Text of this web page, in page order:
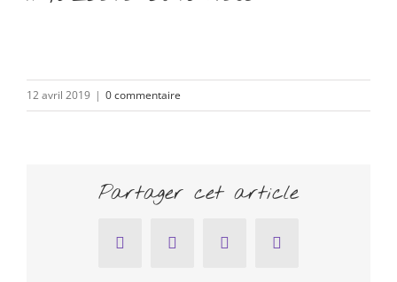
12 avril 2019 | 0 commentaire
Partager cet article
FacebookTwitter PinterestEmail